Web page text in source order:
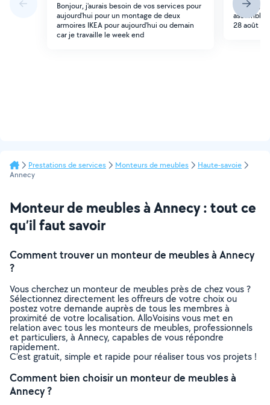
Bonjour, j'aurais besoin de vos services pour
aujourd'hui pour un montage de deux
armoires IKEA pour aujourd'hui ou demain
car je travaille le week end
Bonjour, j
assembler
28 août
Prestations de services Monteurs de meubles
Haute-savoie
Annecy
Monteur de meubles à Annecy : tout ce
qu’il faut savoir
Comment trouver un monteur de meubles à Annecy
?
Vous cherchez un monteur de meubles près de chez vous ?
Sélectionnez directement les offreurs de votre choix ou
postez votre demande auprès de tous les membres à
proximité de votre localisation. AlloVoisins vous met en
relation avec tous les monteurs de meubles, professionnels
et particuliers, à Annecy, capables de vous répondre
rapidement.
C’est gratuit, simple et rapide pour réaliser tous vos projets !
Comment bien choisir un monteur de meubles à
Annecy ?